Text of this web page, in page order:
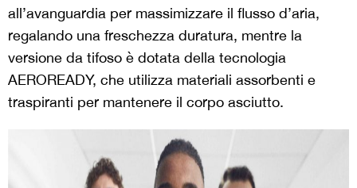
all’avanguardia per massimizzare il flusso d’aria,
regalando una freschezza duratura, mentre la
versione da tifoso è dotata della tecnologia
AEROREADY, che utilizza materiali assorbenti e
traspiranti per mantenere il corpo asciutto.